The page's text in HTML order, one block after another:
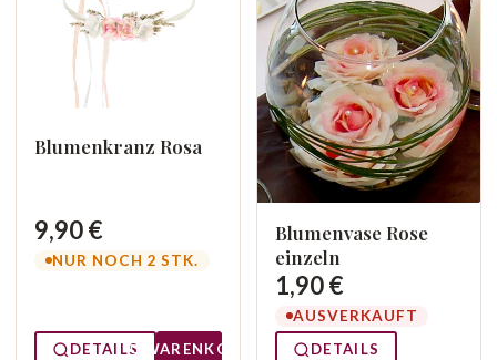
Blumenkranz Rosa
9,90 €
NUR NOCH 2 STK.
DETAILS WARENKORB
Blumenvase Rose
einzeln
1,90 €
AUSVERKAUFT
DETAILS